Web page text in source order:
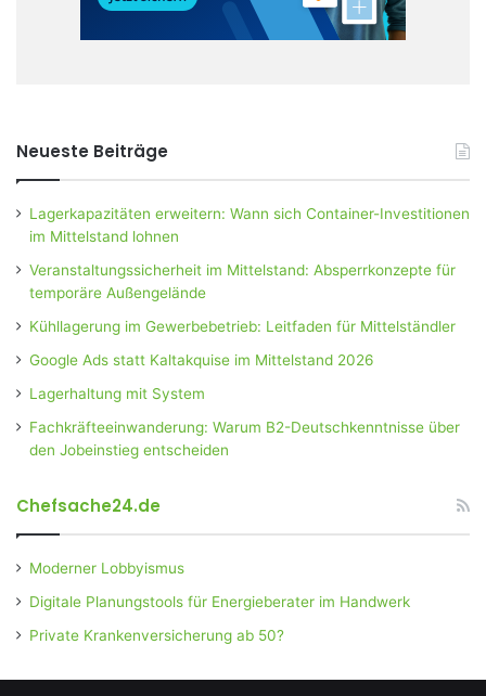
Neueste Beiträge
Lagerkapazitäten erweitern: Wann sich Container-Investitionen
im Mittelstand lohnen
Veranstaltungssicherheit im Mittelstand: Absperrkonzepte für
temporäre Außengelände
Kühllagerung im Gewerbebetrieb: Leitfaden für Mittelständler
Google Ads statt Kaltakquise im Mittelstand 2026
Lagerhaltung mit System
Fachkräfteeinwanderung: Warum B2-Deutschkenntnisse über
den Jobeinstieg entscheiden
Chefsache24.de
Moderner Lobbyismus
Digitale Planungstools für Energieberater im Handwerk
Private Krankenversicherung ab 50?